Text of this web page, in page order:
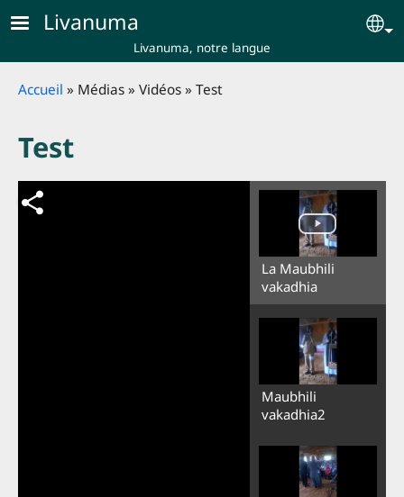
Skip to main content
Livanuma
Livanuma, notre langue
Breadcrumb
Accueil Médias Vidéos Test
Test
La Maubhili
vakadhia
Maubhili
vakadhia2